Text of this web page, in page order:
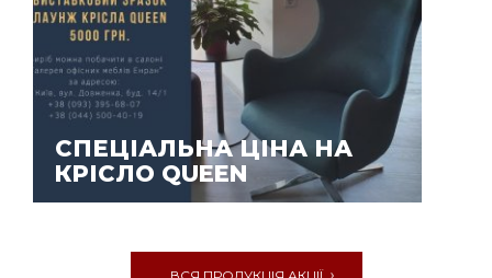
СПЕЦІАЛЬНА ЦІНА НА
КРІСЛО QUEEN